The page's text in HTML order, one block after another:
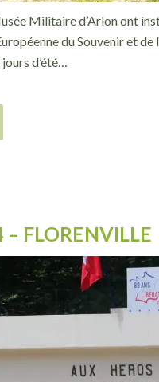
Militaire d’Arlon ont
du Souvenir et
d’été…
FLORENVILLE